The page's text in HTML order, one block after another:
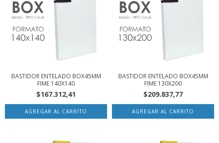
BASTIDOR ENTELADO BOX45MM
FIME 140X140
$167.312,41
BASTIDOR ENTELADO BOX45MM
FIME 130X200
$209.837,77